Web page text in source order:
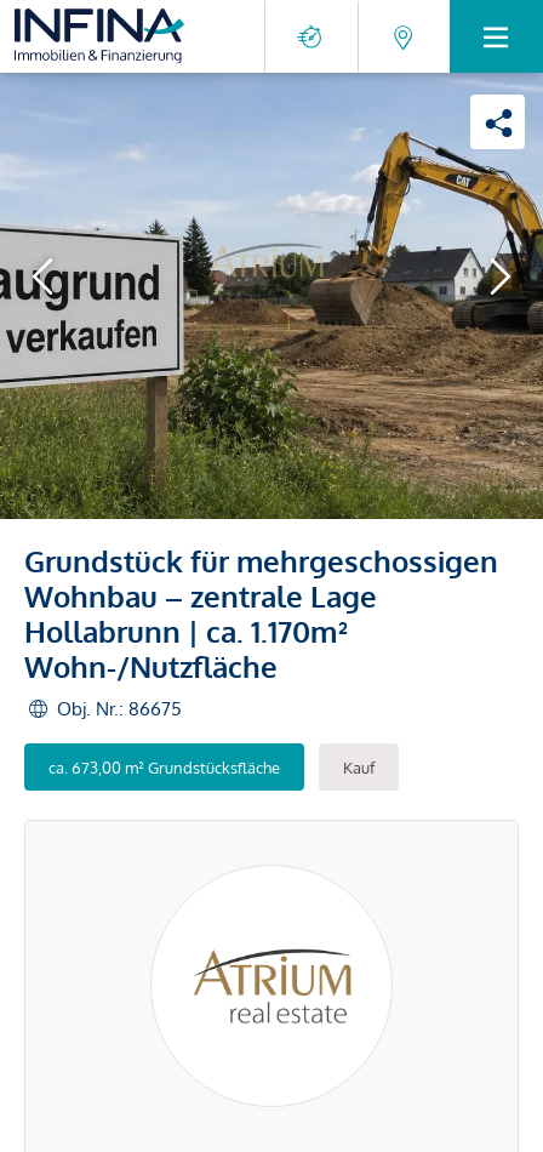
Grundstück für mehrgeschossigen
Wohnbau – zentrale Lage
Hollabrunn | ca. 1.170m²
Wohn-/Nutzfläche
Obj. Nr.: 86675
ca. 673,00 m² Grundstücksfläche Kauf